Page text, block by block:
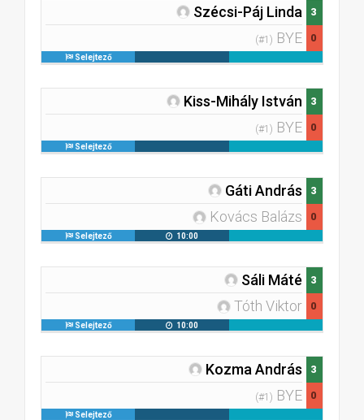
Szécsi-Páj Linda
(#1) BYE
3
0
Selejtező
Kiss-Mihály István
(#1) BYE
3
0
Selejtező
Gáti András
Kovács Balázs
3
0
Selejtező 10:00
Sáli Máté
Tóth Viktor
3
0
Selejtező 10:00
Kozma András
(#1) BYE
3
0
Selejtező